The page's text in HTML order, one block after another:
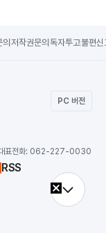
저작권문의 독자투고불편신
PC 버전
표전화: 062-227-0030
RSS